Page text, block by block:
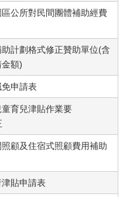
公所對民間團體補助經費
計劃格式修正贊助單位(含
額)
申請表
育兒津貼作業要
顧及住宿式照顧費用補助
貼申請表